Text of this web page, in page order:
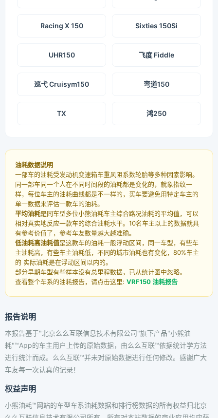
Racing X 150 Sixties 150Si
UHR150 飞度 Fiddle
巡弋 Cruisym150 弯道150
TX 鸿250
油耗数据说明
一部车的油耗受发动机变速箱车重风阻系数轮胎等多种因素影响。
同一部车同一个人在不同时间段的油耗都是变化的，就象指纹一
样，每位车主的油耗曲线都是不一样的，买车要避免用特定车主的
单一数据来评估一款车的油耗。
平均油耗是同车型多位小熊油耗车主综合路况油耗的平均值，可以
相对真实地反应一款车的综合油耗水平。10名车主以上的数据就具
有参考价值了，参考车友数量越大越准确。
低油耗高油耗值是这款车的油耗一般浮动区间，同一车型，有些车
主油耗高，有些车主油耗低，不同的城市油耗也有变化，80%车主
的 实际油耗是在浮动区间以内的。
部分早期车型有些样本没有总里程数据，已从统计图中忽略。
查看整个车系的油耗报告，请点击这里: VRF150 油耗报告
报告说明
本报告基于"北京么么互联信息技术有限公司"旗下产品"小熊油
耗"™App的车主用户上传的原始数据，由么么互联™依据统计学方法
进行统计而成。么么互联™并未对原始数据进行任何修改。感谢广大
车友每一次认真的记录！
权益声明
小熊油耗™网站的车型车系油耗数据和排行榜数据的所有权益归北京